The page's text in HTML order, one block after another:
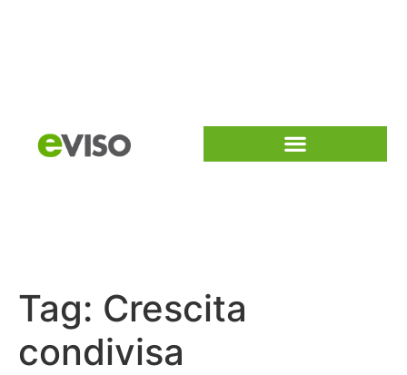
Tag: Crescita
condivisa